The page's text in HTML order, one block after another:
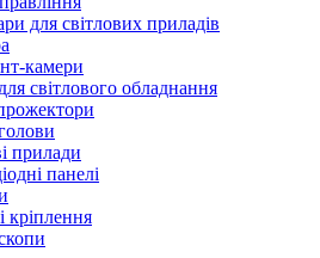
для світлових приладів
камери
світлового обладнання
прилади
панелі
кріплення